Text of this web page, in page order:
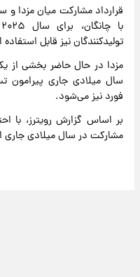
قرارداد مشارکت میان مزدا و
تولیدکنندگان نیز قابل
مزدا در حال حاضر بخشی از
سال میلادی جاری
فورد نیز می‌شود.
بر اساس گزارش رویترز، با
مشارکت در سال میلادی